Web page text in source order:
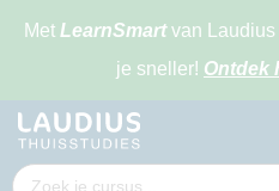
Met LearnSmartvan Laudius
je sneller! Ontdek